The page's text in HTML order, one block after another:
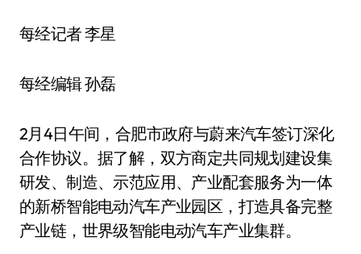
每经记者 李星
每经编辑 孙磊
2月4日午间，合肥市政府与蔚来汽车签订深化
合作协议。据了解，双方商定共同规划建设集
研发、制造、示范应用、产业配套服务为一体
的新桥智能电动汽车产业园区，打造具备完整
产业链，世界级智能电动汽车产业集群。